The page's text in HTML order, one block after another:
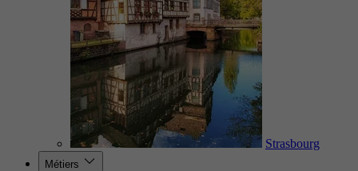
Strasbourg
Métiers